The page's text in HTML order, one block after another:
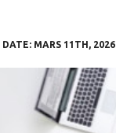
DATE: MARS 11TH, 2026